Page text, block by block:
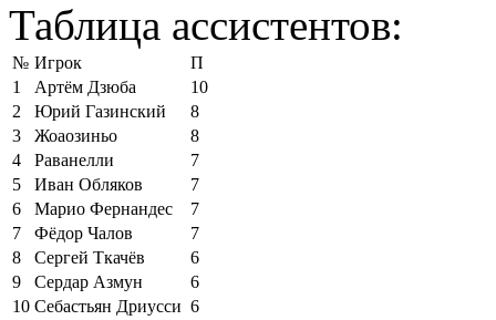
Таблица ассистентов:
№ Игрок
П
1
Артём Дзюба
10
2
Юрий Газинский
8
3
Жоаозиньо
8
4
Раванелли
7
5
Иван Обляков
7
6
Марио Фернандес
7
7
Фёдор Чалов
7
8
Сергей Ткачёв
6
9
Сердар Азмун
6
10 Себастьян Дриусси 6